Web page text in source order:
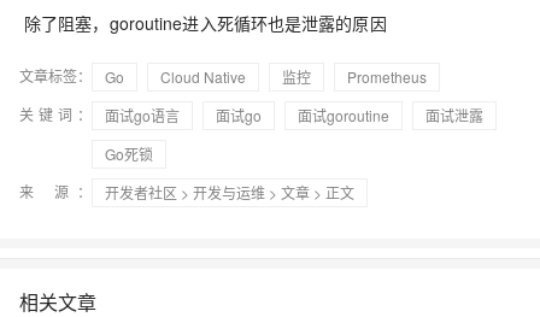
除了阻塞，goroutine进入死循环也是泄露的原因
文章标签： Go Cloud Native 监控
Prometheus
关键词：
面试go语言 面试go 面试goroutine
面试泄露
Go死锁
来 源：
开发者社区 > 开发与运维 > 文章 > 正文
相关文章